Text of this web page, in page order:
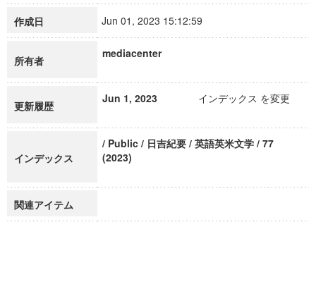
作成日 Jun 01, 2023 15:12:59
所有者
mediacenter
更新履歴
Jun 1, 2023 インデックス を変更
インデックス
/ Public / 日吉紀要 / 英語英米文学 / 77
(2023)
関連アイテム